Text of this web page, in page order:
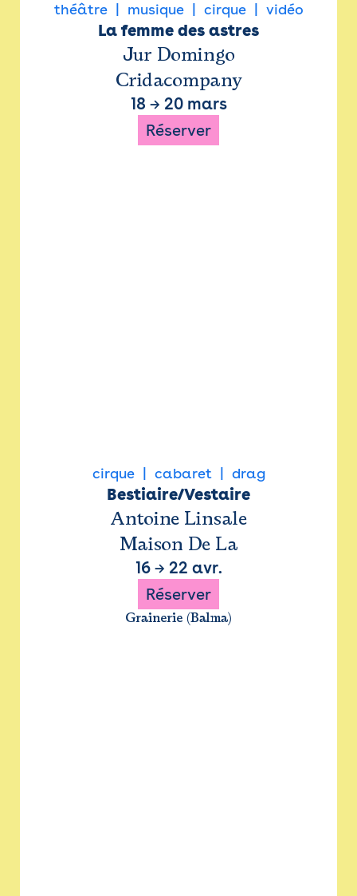
théâtre musique cirque vidéo
La femme des astres
Jur Domingo
Cridacompany
18 → 20 mars
Réserver
cirque cabaret drag
Bestiaire/Vestaire
Antoine Linsale
Maison De La
16→ 22 avr.
Réserver
Grainerie (Balma)